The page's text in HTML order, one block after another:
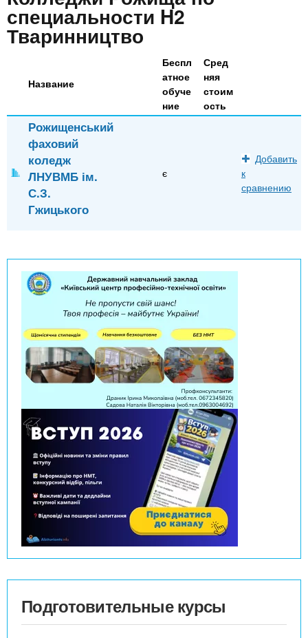
n
t
.
i
n
o
х
з
а
й
Онлайн курсы
За рубежом
специальности H2
Тваринництво
Название
Беспл
атное
обуче
ние
Сред
няя
стоим
ость
Рожищенський
фаховий
коледж
ЛНУВМБ ім.
С.З.
Гжицького
є
Добавить
к
сравнению
Подготовительные курсы